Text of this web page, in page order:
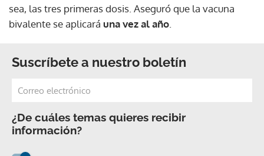
sea, las tres primeras dosis. Aseguró que la vacuna
bivalente se aplicará una vez al año
Suscríbete a nuestro boletín
¿De cuáles temas quieres recibir
información?